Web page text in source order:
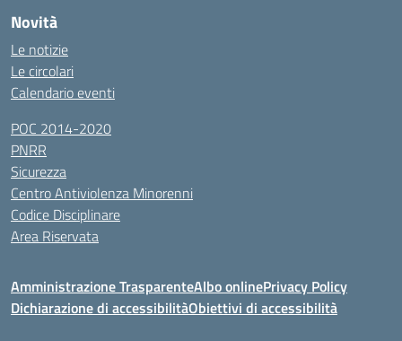
Novità
Le notizie
Le circolari
Calendario eventi
POC 2014-2020
PNRR
Sicurezza
Centro Antiviolenza Minorenni
Codice Disciplinare
Area Riservata
Amministrazione TrasparenteAlbo onlinePrivacy Policy
Dichiarazione di accessibilitàObiettivi di accessibilità